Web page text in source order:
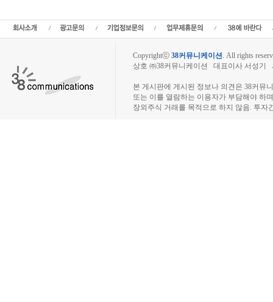
Copyrightⓒ 38커뮤니케이션. All rights
상호 ㈜38커뮤니케이션 대표이사 서성기
본 게시판에 게시된 정보나 의견은 38커뮤
또는 이를 열람하는 이용자가 부담해야 하
장외주식 거래를 목적으로 하지 않음. 투